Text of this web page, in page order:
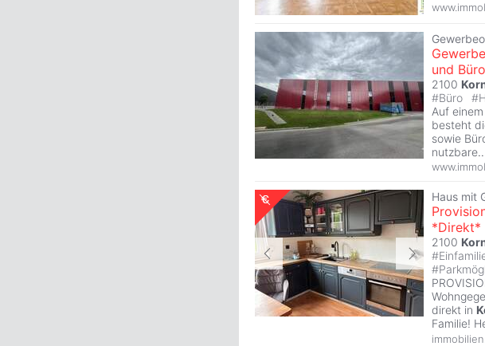
und
2100
#Büro #
Auf
besteht
sowie
nutzbare...
Haus mit
*Direkt*
2100
#
#
direkt in
Familie!